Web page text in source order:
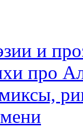
и
про